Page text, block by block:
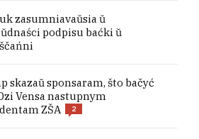
zasumniavaŭsia ŭ
podpisu baćki ŭ
skazaŭ sponsaram, što bačyć
Vensa nastupnym
ZŠA
2